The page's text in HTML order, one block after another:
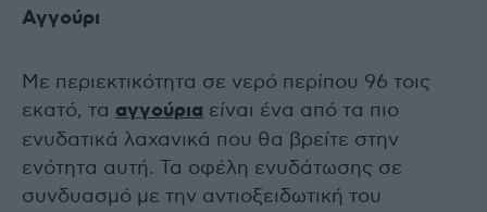
Αγγούρι
Με περιεκτικότητα σε νερό περίπου 96 τοις
εκατό, τα αγγούρια είναι ένα από τα πιο
ενυδατικά λαχανικά που θα βρείτε στην
ενότητα αυτή. Τα οφέλη ενυδάτωσης σε
συνδυασμό με την αντιοξειδωτική του